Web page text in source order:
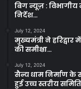
बिग न्यूज़ : विभागीय
निर्देश…
July 12, 2024
मुख्यमंत्री ने
की समीक्षा…
July 12, 2024
सैन्य धाम निर्माण के
हुई उच्च स्तरीय